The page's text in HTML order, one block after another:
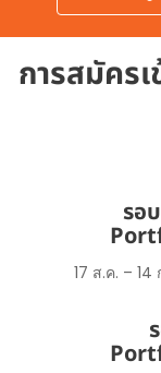
การสมัคร
รอ
17 ส.ค. – 14